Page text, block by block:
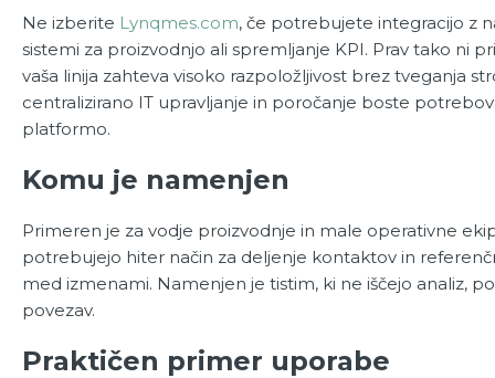
Ne izberite Lynqmes.com, če potrebujete integracijo z
sistemi za proizvodnjo ali spremljanje KPI. Prav tako ni
vaša linija zahteva visoko razpoložljivost brez tveganja
centralizirano IT upravljanje in poročanje boste
platformo.
Komu je namenjen
Primeren je za vodje proizvodnje in male operativne
potrebujejo hiter način za deljenje kontaktov in
med izmenami. Namenjen je tistim, ki ne iščejo analiz,
povezav.
Praktičen primer uporabe